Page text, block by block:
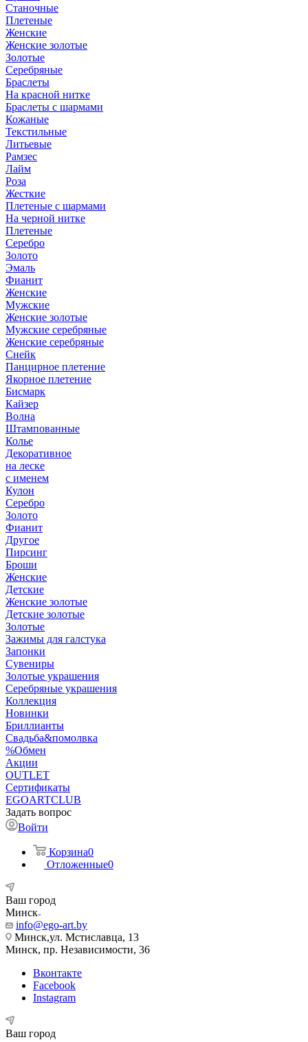
Станочные
Плетеные
Женские
Женские золотые
Золотые
Серебряные
Браслеты
На красной нитке
Браслеты с шармами
Кожаные
Текстильные
Литьевые
Рамзес
Лайм
Роза
Жесткие
Плетеные с шармами
На черной нитке
Плетеные
Серебро
Золото
Эмаль
Фианит
Женские
Мужские
Женские золотые
Мужские серебряные
Женские серебряные
Снейк
Панцирное плетение
Якорное плетение
Бисмарк
Кайзер
Волна
Штампованные
Колье
Декоративное
на леске
с именем
Кулон
Серебро
Золото
Фианит
Другое
Пирсинг
Броши
Женские
Детские
Женские золотые
Детские золотые
Золотые
Зажимы для галстука
Запонки
Сувениры
Золотые украшения
Серебряные украшения
Коллекция
Новинки
Бриллианты
Свадьба&помолвка
%Обмен
Акции
OUTLET
Сертификаты
EGOARTCLUB
Задать вопрос
Войти
Корзина0
Отложенные0
Ваш город
Минск
info@ego-art.by
Минск,ул. Мстиславца, 13
Минск, пр. Независимости, 36
Вконтакте
Facebook
Instagram
Ваш город